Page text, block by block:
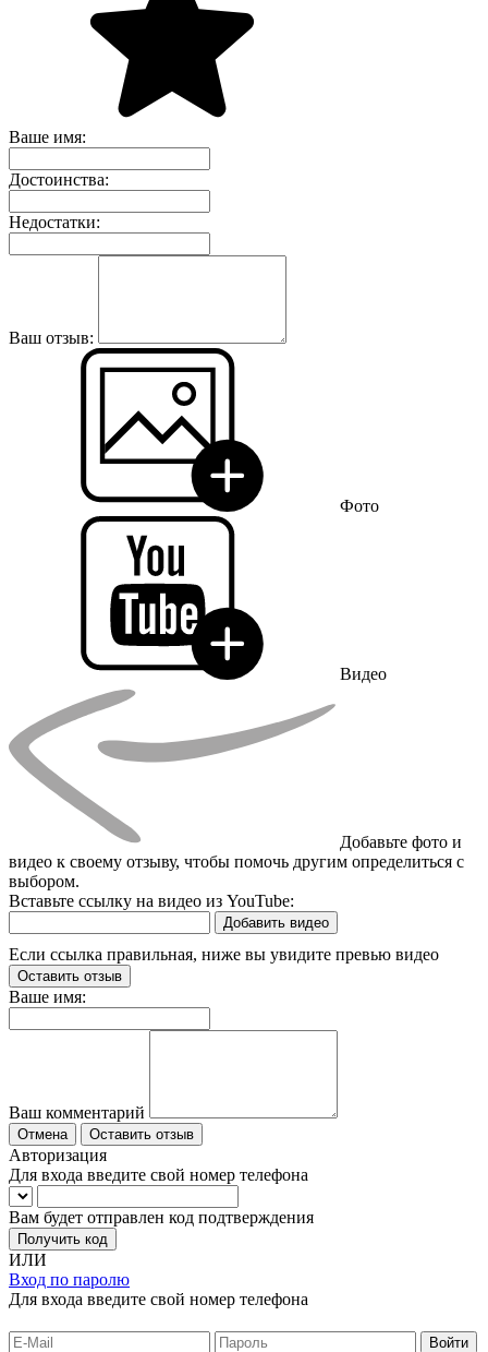
Ваше имя:
Достоинства:
Недостатки:
Ваш отзыв:
Фото
Видео
Добавьте фото и
видео к своему отзыву, чтобы помочь другим определиться с
выбором.
Вставьте ссылку на видео из YouTube:
Добавить видео
Если ссылка правильная, ниже вы увидите превью видео
Оставить отзыв
Ваше имя:
Ваш комментарий
Отмена Оставить отзыв
Авторизация
Для входа введите свой номер телефона
Вам будет отправлен код подтверждения
Получить код
ИЛИ
Вход по паролю
Для входа введите свой номер телефона